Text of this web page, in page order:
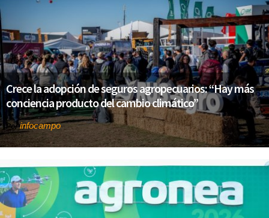
Crece la adopción de seguros agropecuarios: “Hay más
conciencia producto del cambio climático”
Porinfocampo